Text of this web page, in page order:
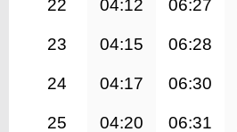
22 04:12 06:27
23 04:15 06:28
24 04:17 06:30
25 04:20 06:31